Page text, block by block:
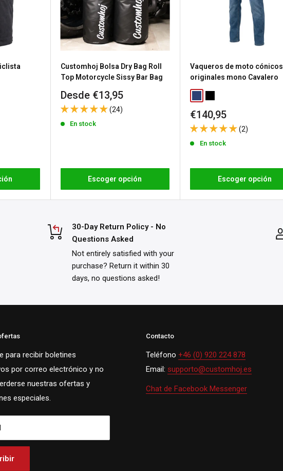
porque necesitas
de envío de
productos
Customhoj Bolsa Dry Bag Roll
Top Motorcycle Sissy Bar Bag
Precio
de
venta
Desde €13,95
(24)
En stock
Escoger opción
Vaqueros de moto cónicos
originales mono Cavalero
Precio
de
venta
€140,95
(2)
En stock
Escoger opción
30-Day Return Policy - No
Questions Asked
Not entirely satisfied with your
purchase? Return it within 30
days, no questions asked!
para recibir boletines
por correo electrónico y no
nuestras ofertas y
especiales.
Contacto
Teléfono +46 (0) 920 224 878
Email: supporto@customhoj.es
Chat de Facebook Messenger